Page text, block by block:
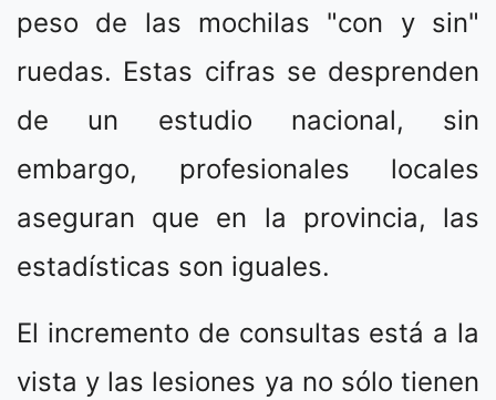
peso de las mochilas "con y sin"
ruedas. Estas cifras se desprenden
de un estudio nacional, sin
embargo, profesionales locales
aseguran que en la provincia, las
estadísticas son iguales.
El incremento de consultas está a la
vista y las lesiones ya no sólo tienen